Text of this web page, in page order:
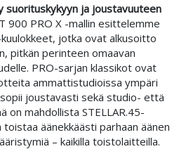
suorituskykyyn ja joustavuuteen
900 PRO X -mallin esittelemme
jotka ovat alkusoitto
pitkän perinteen omaavan
PRO-sarjan klassikot ovat
ammattistudioissa ympäri
joustavasti sekä studio- että
on mahdollista STELLAR.45-
äänekkäästi parhaan äänen
– kaikilla toistolaitteilla.